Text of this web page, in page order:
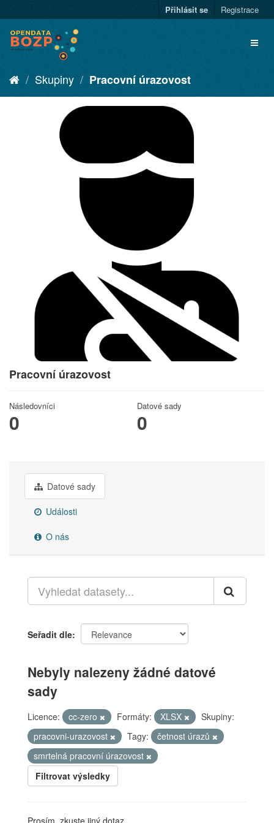
Přihlásit se Registrace
Skupiny Pracovní úrazovost
Pracovní úrazovost
Následovníci
0
Datové sady
0
Datové sady
Události
O nás
Seřadit dle
Nebyly nalezeny žádné datové
sady
Licence: cc-zero Formáty: XLSX
Skupiny:
pracovni-urazovost
Tagy:
četnost úrazů
smrtelná pracovní úrazovost
Filtrovat výsledky
Prosím, zkuste jiný dotaz.